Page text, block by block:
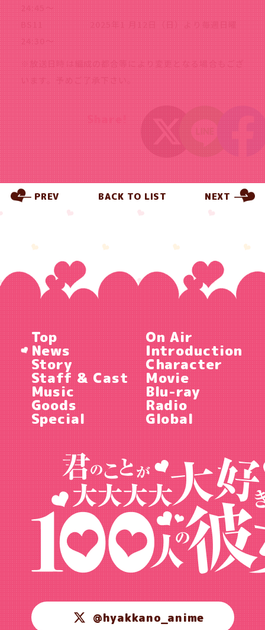
24:45～
BS11 2025年1 月12日（日）より毎週日曜
24:30～
※放送日時は編成の都合等により変更となる場合もござ
います。予めご了承下さい。
PREV BACK TO LIST NEXT
Top On Air
News Introduction
Story Character
Staff & Cast Movie
Music Blu-ray
Goods Radio
Special Global
@hyakkano_anime